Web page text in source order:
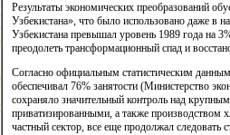
Результаты экономических преобразований
Узбекистана», что было использовано даже
Узбекистана превышал уровень 1989 года на
преодолеть трансформационный спад и
Согласно официальным статистическим
обеспечивал 76% занятости (Министерство
сохраняло значительный контроль над
приватизированными, а также производством
частный сектор, все еще продолжал следовать